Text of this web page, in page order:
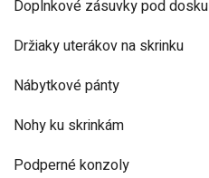
Doplnkové zásuvky pod dosku
Držiaky uterákov na skrinku
Nábytkové pánty
Nohy ku skrinkám
Podperné konzoly